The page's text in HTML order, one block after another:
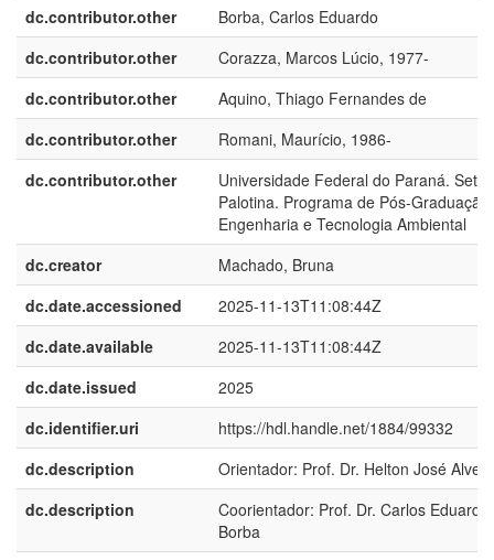
dc.contributor.other
Borba, Carlos Eduardo
dc.contributor.other
Corazza, Marcos Lúcio, 1977-
dc.contributor.other
Aquino, Thiago Fernandes de
dc.contributor.other
Romani, Maurício, 1986-
dc.contributor.other
Universidade Federal do Paraná. Setor
Palotina. Programa de Pós-Graduação
Engenharia e Tecnologia Ambiental
dc.creator
Machado, Bruna
dc.date.accessioned
2025-11-13T11:08:44Z
dc.date.available
2025-11-13T11:08:44Z
dc.date.issued
2025
dc.identifier.uri
https://hdl.handle.net/1884/99332
dc.description
Orientador: Prof. Dr. Helton José Alves
dc.description
Coorientador: Prof. Dr. Carlos Eduardo
Borba